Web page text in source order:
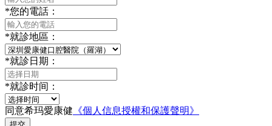
*您的電話：
*就診地區：
*就診日期：
*就診时间：
同意希玛愛康健 《個人信息授權和保護聲明》